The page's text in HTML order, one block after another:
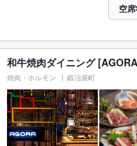
空
和牛焼肉ダイニング
焼肉・ホルモン 鍛冶屋町